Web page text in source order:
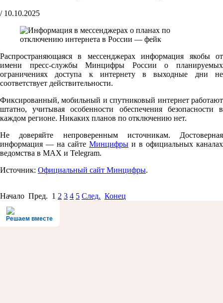
/ 10.10.2025
Распространяющаяся в мессенджерах информация якобы от
имени пресс-службы Минцифры России о планируемых
ограничениях доступа к интернету в выходные дни не
соответствует действительности.
Фиксированный, мобильный и спутниковый интернет работают
штатно, учитывая особенности обеспечения безопасности в
каждом регионе. Никаких планов по отключению нет.
Не доверяйте непроверенным источникам. Достоверная
информация — на сайте Минцифры и в официальных каналах
ведомства в MAX и Telegram.
Источник: Официальный сайт Минцифры.
Начало Пред. 1 2 3 4 5 След. Конец
Решаем вместе